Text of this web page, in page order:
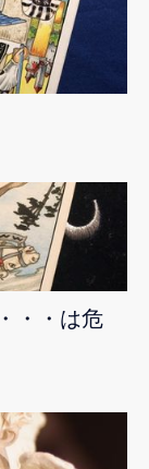
・・は危